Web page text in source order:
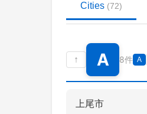
Cities (72)
↑ A 8件 A
上尾市